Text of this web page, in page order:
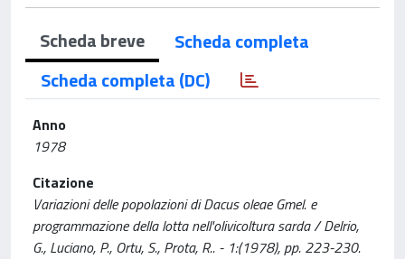
Scheda breve
Scheda completa
Scheda completa (DC)
Anno
1978
Citazione
Variazioni delle popolazioni di Dacus oleae Gmel. e
programmazione della lotta nell'olivicoltura sarda / Delrio,
G., Luciano, P., Ortu, S., Prota, R.. - 1:(1978), pp. 223-230.